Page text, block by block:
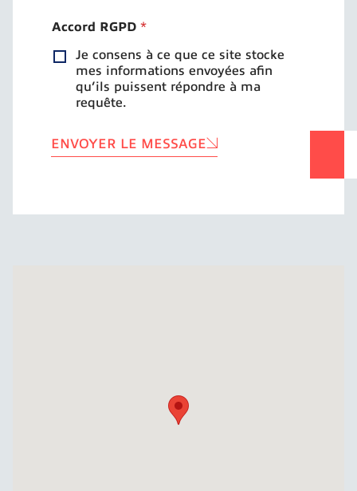
Accord RGPD *
Je consens à ce que ce site stocke
mes informations envoyées afin
qu’ils puissent répondre à ma
requête.
ENVOYER LE MESSAGE